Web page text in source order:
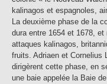
kalinagos et espagnoles,
La deuxième phase de la
dura entre 1654 et 1678, et
attaques kalinagos,
fruits. Adriaen et Cornelius
dirigèrent cette phase, en
une baie appelée la Baie